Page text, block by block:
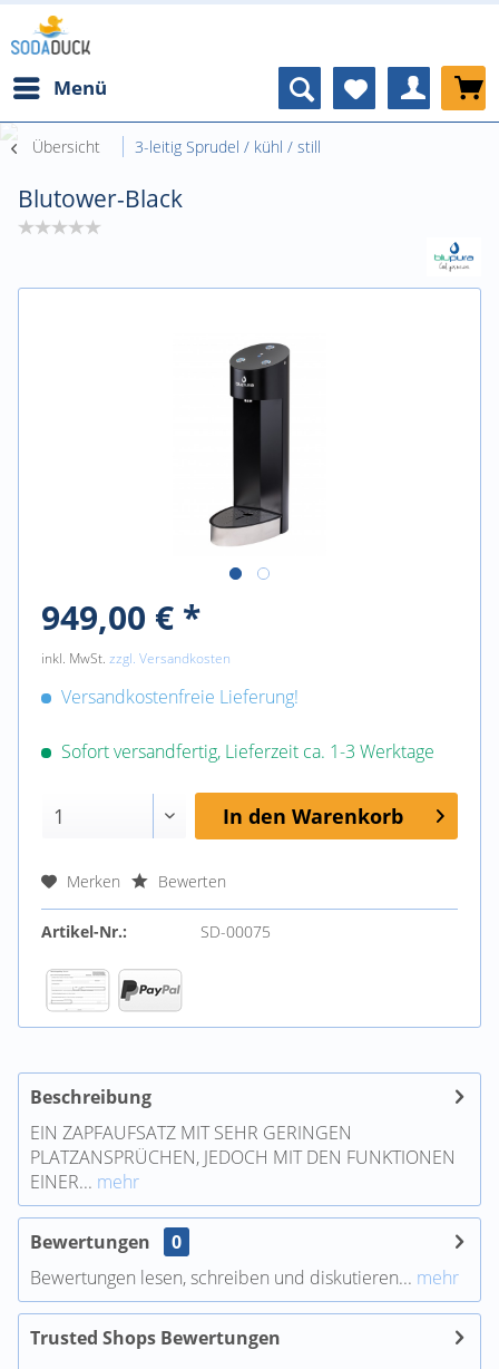
Menü
Übersicht 3-leitig Sprudel / kühl / still
Blutower-Black
949,00 € *
inkl. MwSt. zzgl. Versandkosten
Versandkostenfreie Lieferung!
Sofort versandfertig, Lieferzeit ca. 1-3 Werktage
In den Warenkorb
Merken Bewerten
Artikel-Nr.: SD-00075
Beschreibung
EIN ZAPFAUFSATZ MIT SEHR GERINGEN
PLATZANSPRÜCHEN, JEDOCH MIT DEN FUNKTIONEN
EINER... mehr
Bewertungen
0
Bewertungen lesen, schreiben und diskutieren... mehr
Trusted Shops Bewertungen